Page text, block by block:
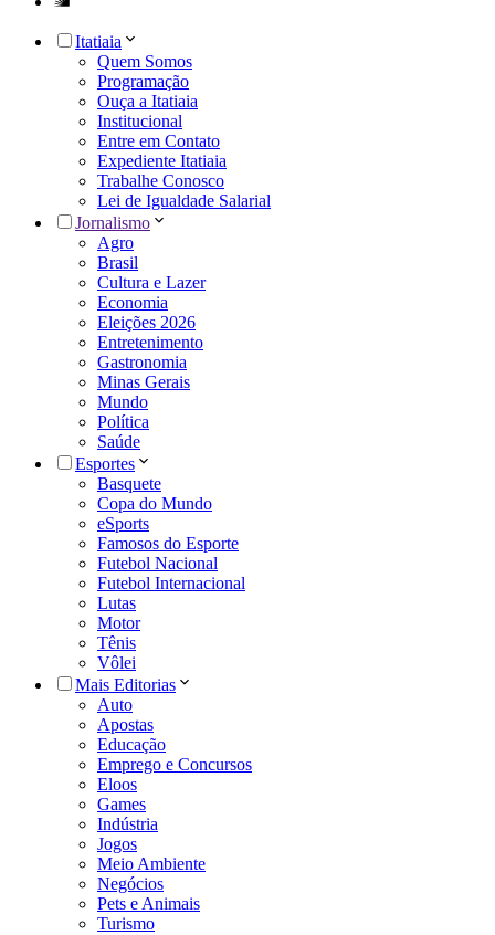
Itatiaia
Quem Somos
Programação
Ouça a Itatiaia
Institucional
Entre em Contato
Expediente Itatiaia
Trabalhe Conosco
Lei de Igualdade Salarial
Jornalismo
Agro
Brasil
Cultura e Lazer
Economia
Eleições 2026
Entretenimento
Gastronomia
Minas Gerais
Mundo
Política
Saúde
Esportes
Basquete
Copa do Mundo
eSports
Famosos do Esporte
Futebol Nacional
Futebol Internacional
Lutas
Motor
Tênis
Vôlei
Mais Editorias
Auto
Apostas
Educação
Emprego e Concursos
Eloos
Games
Indústria
Jogos
Meio Ambiente
Negócios
Pets e Animais
Turismo